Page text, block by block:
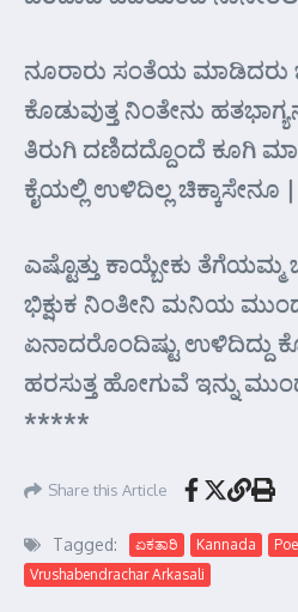
ನೂರಾರು ಸಂತೆಯ ಮಾಡಿದರು
ಕೊಡುವುತ್ತ ನಿಂತೇನು
ತಿರುಗಿ ದಣಿದದ್ದೊಂದೆ ಕೂಗಿ
ಕೈಯಲ್ಲಿ ಉಳಿದಿಲ್ಲ ಚಿಕ್ಕಾಸೇನೂ
ಎಷ್ಟೊತ್ತು ಕಾಯ್ಬೇಕು ತೆಗೆಯಮ್ಮ
ಭಿಕ್ಷುಕ ನಿಂತೀನಿ ಮನಿಯ
ಏನಾದರೊಂದಿಷ್ಟು ಉಳಿದಿದ್ದು
ಹರಸುತ್ತ ಹೋಗುವೆ ಇನ್ನು
*****
Share this Article
Tagged: ಏಕತಾರಿ Kannada
Vrushabendrachar Arkasali